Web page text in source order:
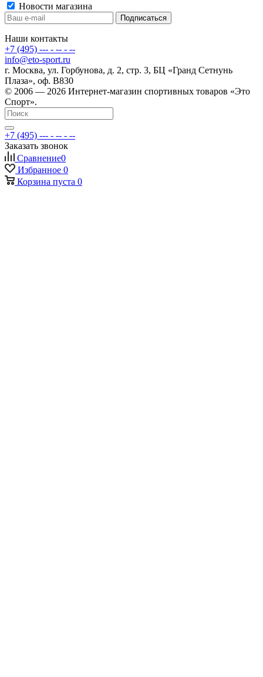
Новости магазина
Наши контакты
+7 (495) --- - -- - --
info@eto-sport.ru
г. Москва, ул. Горбунова, д. 2, стр. 3, БЦ «Гранд Сетнунь
Плаза», оф. В830
© 2006 — 2026 Интернет-магазин спортивных товаров «Это
Спорт».
+7 (495) --- - -- - --
Заказать звонок
Сравнение0
Избранное 0
Корзина пуста 0